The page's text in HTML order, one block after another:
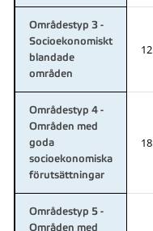
Områdestyp 3 -
Socioekonomiskt
blandade
områden
12
Områdestyp 4 -
Områden med
goda
socioekonomiska
förutsättningar
18
Områdestyp 5 -
Områden med